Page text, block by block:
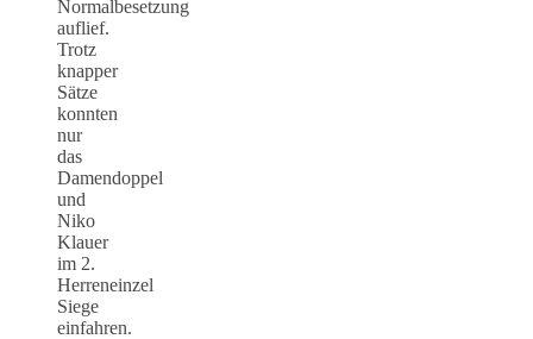
Normalbesetzung
auflief.
Trotz
knapper
Sätze
konnten
nur
das
Damendoppel
und
Niko
Klauer
im 2.
Herreneinzel
Siege
einfahren.